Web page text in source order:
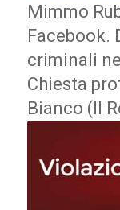
Mimmo
Facebook.
criminali
Chiesta
Bianco (Il